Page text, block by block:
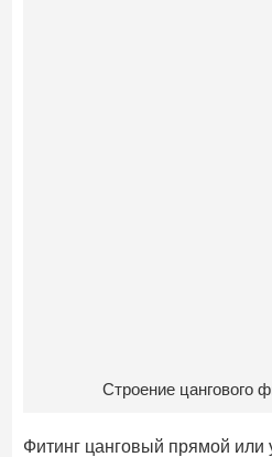
Строение цангового
Фитинг цанговый прямой или